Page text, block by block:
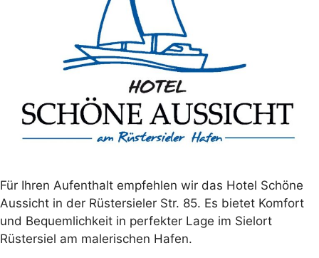
Für Ihren Aufenthalt empfehlen wir das Hotel Schöne
Aussicht in der Rüstersieler Str. 85. Es bietet Komfort
und Bequemlichkeit in perfekter Lage im Sielort
Rüstersiel am malerischen Hafen.